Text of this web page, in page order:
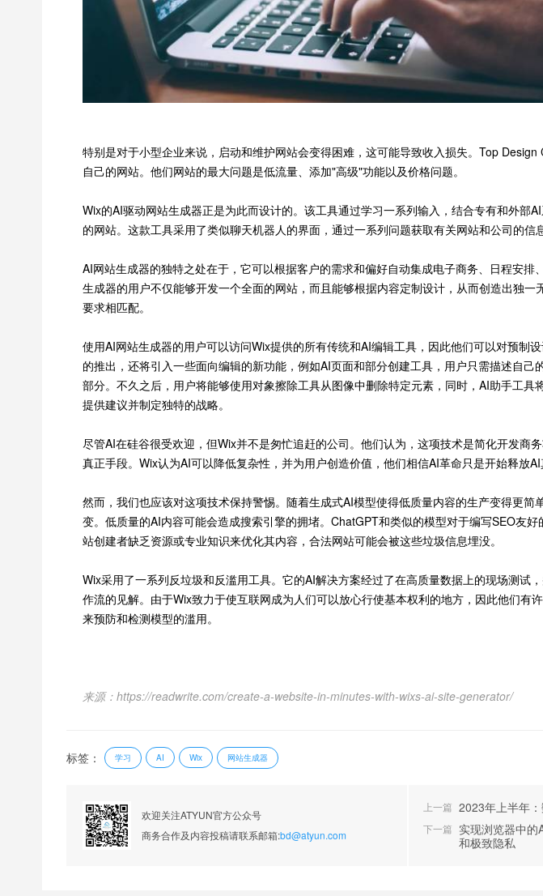
特别是对于小型企业来说，启动和维护网站会变得困难，这可能导致收入损失。Top
自己的网站。他们网站的最大问题是低流量、添加"高级"功能以及价格问题。
Wix的AI驱动网站生成器正是为此而设计的。该工具通过学习一系列输入，结合专有和外部
的网站。这款工具采用了类似聊天机器人的界面，通过一系列问题获取有关网站和公司的信息
AI网站生成器的独特之处在于，它可以根据客户的需求和偏好自动集成电子商务、日程安排
生成器的用户不仅能够开发一个全面的网站，而且能够根据内容定制设计，从而创造出独一
要求相匹配。
使用AI网站生成器的用户可以访问Wix提供的所有传统和AI编辑工具，因此他们可以对预制
的推出，还将引入一些面向编辑的新功能，例如AI页面和部分创建工具，用户只需描述自己
部分。不久之后，用户将能够使用对象擦除工具从图像中删除特定元素，同时，AI助手工具
提供建议并制定独特的战略。
尽管AI在硅谷很受欢迎，但Wix并不是匆忙追赶的公司。他们认为，这项技术是简化开发商
真正手段。Wix认为AI可以降低复杂性，并为用户创造价值，他们相信AI革命只是开始释放AI
然而，我们也应该对这项技术保持警惕。随着生成式AI模型使得低质量内容的生产变得更简
变。低质量的AI内容可能会造成搜索引擎的拥堵。ChatGPT和类似的模型对于编写SEO友
站创建者缺乏资源或专业知识来优化其内容，合法网站可能会被这些垃圾信息埋没。
Wix采用了一系列反垃圾和反滥用工具。它的AI解决方案经过了在高质量数据上的现场测试
作流的见解。由于Wix致力于使互联网成为人们可以放心行使基本权利的地方，因此他们有
来预防和检测模型的滥用。
来源：https://readwrite.com/create-a-website-in-minutes-with-wixs-ai-site-generator/
标签： 学习 AI Wix 网站生成器
欢迎关注ATYUN官方公众号
商务合作及内容投稿请联系邮箱:bd@atyun.com
上一篇 2023年上半年
下一篇 实现浏览器中
和极致隐私